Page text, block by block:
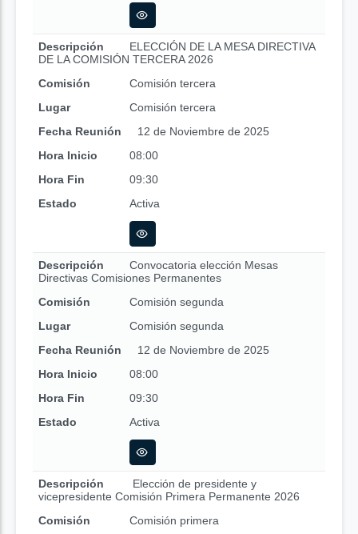
Descripción
ELECCIÓN DE LA MESA DIRECTIVA
DE LA COMISIÓN TERCERA 2026
Comisión
Comisión tercera
Lugar
Comisión tercera
Fecha Reunión
12 de Noviembre de 2025
Hora Inicio
08:00
Hora Fin
09:30
Estado
Activa
Descripción
Convocatoria elección Mesas
Directivas Comisiones Permanentes
Comisión
Comisión segunda
Lugar
Comisión segunda
Fecha Reunión
12 de Noviembre de 2025
Hora Inicio
08:00
Hora Fin
09:30
Estado
Activa
Descripción
Elección de presidente y
vicepresidente Comisión Primera Permanente 2026
Comisión
Comisión primera